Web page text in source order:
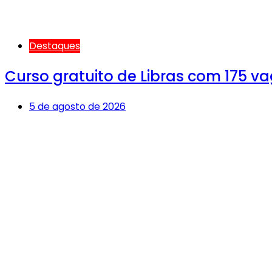
Destaques
Curso gratuito de Libras com 175
5 de agosto de 2026